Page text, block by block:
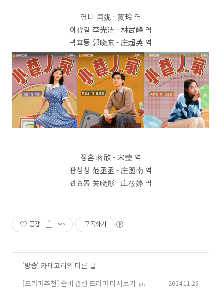
염니 闫妮 - 黄玲 역
이광결 李光洁 - 林武峰 역
곽효동 郭晓东 - 庄超英 역
장흔 蒋欣 - 宋莹 역
판청청 范丞丞 - 庄图南 역
관효동 关晓彤 - 庄筱婷 역
공감 구독하기
'방송' 카테고리의 다른 글
[드라마추천] 좀비 관련 드라마 다시보기
(0) 2024.11.26